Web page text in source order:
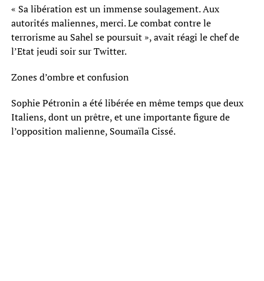
« Sa libération est un immense soulagement. Aux
autorités maliennes, merci. Le combat contre le
terrorisme au Sahel se poursuit », avait réagi le chef de
l’Etat jeudi soir sur Twitter.
Zones d’ombre et confusion
Sophie Pétronin a été libérée en même temps que deux
Italiens, dont un prêtre, et une importante figure de
l’opposition malienne, Soumaïla Cissé.